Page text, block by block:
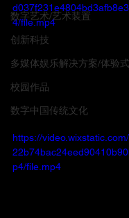
数字艺术/艺术装置
创新科技
多媒体娱乐解决方案/体验
校园作品
数字中国传统文化
4/file.mp4
https://
p4/file.mp4